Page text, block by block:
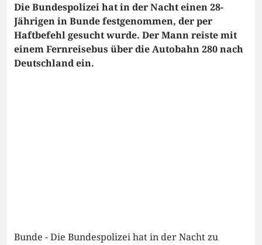
Die Bundespolizei hat in der Nacht einen 28-
Jährigen in Bunde festgenommen, der per
Haftbefehl gesucht wurde. Der Mann reiste mit
einem Fernreisebus über die Autobahn 280 nach
Deutschland ein.
Bunde - Die Bundespolizei hat in der Nacht zu